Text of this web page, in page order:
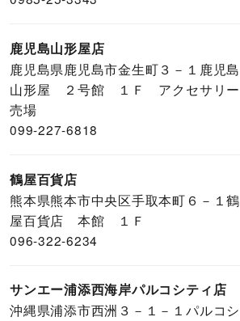
鹿児島山形屋店
鹿児島県鹿児島市金生町３－１鹿児島
山形屋 ２号館 １Ｆ アクセサリー
売場
099-227-6818
鶴屋百貨店
熊本県熊本市中央区手取本町６－１鶴
屋百貨店 本館 １Ｆ
096-322-6234
サンエー浦添西海岸パルコシティ店
沖縄県浦添市西洲３－１－１パルコシ